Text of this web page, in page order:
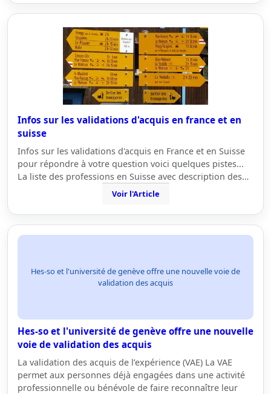
Infos sur les validations d'acquis en france et en
suisse
Infos sur les validations d'acquis en France et en Suisse
pour répondre à votre question voici quelques pistes...
La liste des professions en Suisse avec description des…
Voir l'Article
Hes-so et l'université de genève offre une nouvelle voie de
validation des acquis
Hes-so et l'université de genève offre une nouvelle
voie de validation des acquis
La validation des acquis de l’expérience (VAE) La VAE
permet aux personnes déjà engagées dans une activité
professionnelle ou bénévole de faire reconnaître leur